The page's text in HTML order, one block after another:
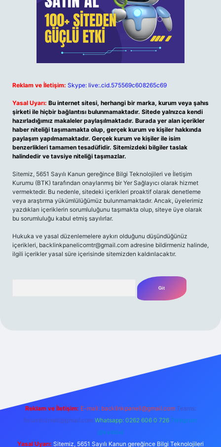
Reklam ve İletişim: Skype: live:.cid.575569c608265c69
Yasal Uyarı: Bu internet sitesi, herhangi bir marka, kurum veya şahıs
şirketi ile hiçbir bağlantısı bulunmamaktadır. Sitede yalnızca kendi
hazırladığımız makaleler paylaşılmaktadır. Burada yer alan içerikler
haber niteliği taşımamakta olup, gerçek kurum ve kişiler hakkında
paylaşım yapılmamaktadır. Gerçek kurum ve kişiler ile isim
benzerlikleri tamamen tesadüfidir. Sitemizdeki bilgiler taslak
halindedir ve tavsiye niteliği taşımazlar.
Sitemiz, 5651 Sayılı Kanun gereğince Bilgi Teknolojileri ve İletişim
Kurumu (BTK) tarafından onaylanmış bir Yer Sağlayıcı olarak hizmet
vermektedir. Bu nedenle, sitedeki içerikleri proaktif olarak denetleme
veya araştırma yükümlülüğümüz bulunmamaktadır. Ancak, üyelerimiz
yazdıkları içeriklerin sorumluluğunu taşımakta olup, siteye üye olarak
bu sorumluluğu kabul etmiş sayılırlar.
Hukuka ve yasal düzenlemelere aykırı olduğunu düşündüğünüz
içerikleri, backlinkpanelicomtr@gmail.com adresine bildirmeniz halinde,
ilgili içerikler yasal süre içerisinde sitemizden kaldırılacaktır.
Reklam ve İletişim: E-mail: backlinkpaneli@gmail.com Teams:
forumhizmeti@gmail.com Whatsapp: 0262 606 0 726 Telegram:
@karabul
Yasal Uyarı: Sitemiz, 5651 Sayılı Kanun gereğince Bilgi Teknolojileri